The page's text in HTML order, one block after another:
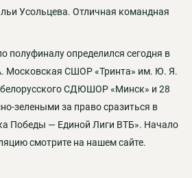
Усольцева. Отличная командная
полуфиналу определился сегодня в
Московская СШОР «Тринта» им. Ю. Я.
белорусского СДЮШОР «Минск» и 28
зелеными за право сразиться в
Победы — Единой Лиги ВТБ». Начало
смотрите на нашем сайте.